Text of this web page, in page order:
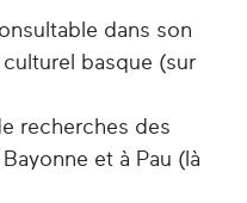
dans son
basque (sur
recherches des
et à Pau (là